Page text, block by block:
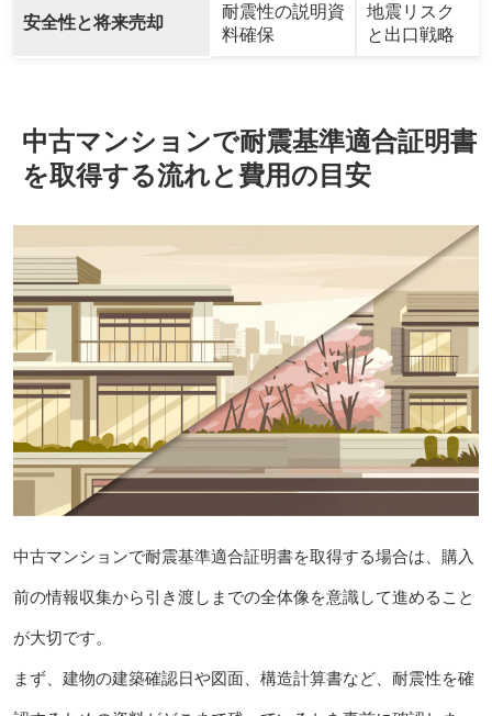
安全性と将来売却
耐震性の説明資
料確保
地震リスク
と出口戦略
中古マンションで耐震基準適合証明書
を取得する流れと費用の目安
中古マンションで耐震基準適合証明書を取得する場合は、購入
前の情報収集から引き渡しまでの全体像を意識して進めること
が大切です。
まず、建物の建築確認日や図面、構造計算書など、耐震性を確